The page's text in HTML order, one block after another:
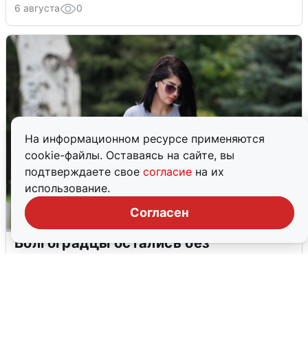
На информационном ресурсе применяются
cookie-файлы. Оставаясь на сайте, вы
подтверждаете свое согласие на их
использование.
Согласен
6 августа 0
Волгоградцы остались без